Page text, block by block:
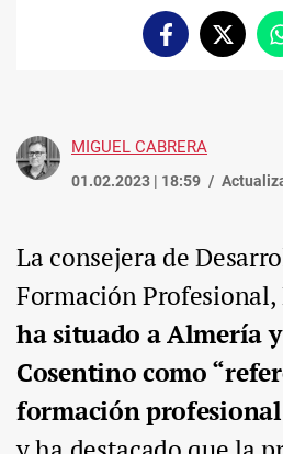
FacebookTwitter
MIGUEL CABRERA
01.02.2023 | 18:59
La consejera de
Formación
ha situado a Almería
Cosentino como
formación